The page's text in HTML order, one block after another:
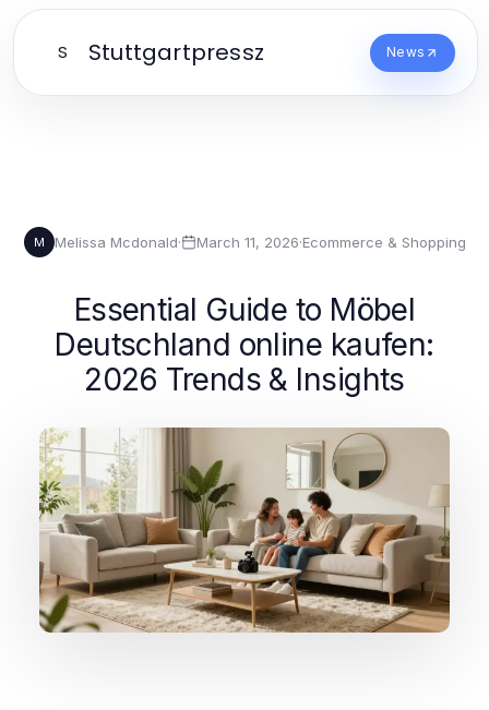
S Stuttgartpressz News
M Melissa Mcdonald· March 11, 2026·Ecommerce & Shopping
Essential Guide to Möbel
Deutschland online kaufen:
2026 Trends & Insights